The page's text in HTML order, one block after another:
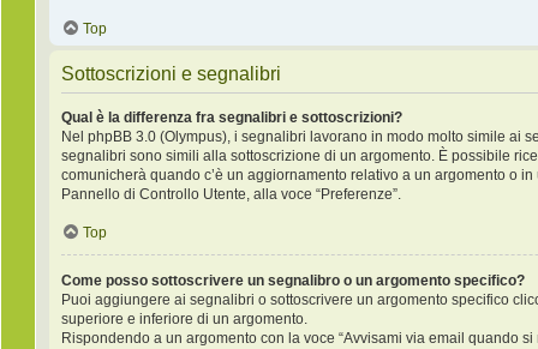
Top
Sottoscrizioni e segnalibri
Qual è la differenza fra segnalibri e sottoscrizioni?
Nel phpBB 3.0 (Olympus), i segnalibri lavorano in modo molto simile ai
segnalibri sono simili alla sottoscrizione di un argomento. È possibile
comunicherà quando c’è un aggiornamento relativo a un argomento o
Pannello di Controllo Utente, alla voce “Preferenze”.
Top
Come posso sottoscrivere un segnalibro o un argomento specifico?
Puoi aggiungere ai segnalibri o sottoscrivere un argomento specifico
superiore e inferiore di un argomento.
Rispondendo a un argomento con la voce “Avvisami via email quando